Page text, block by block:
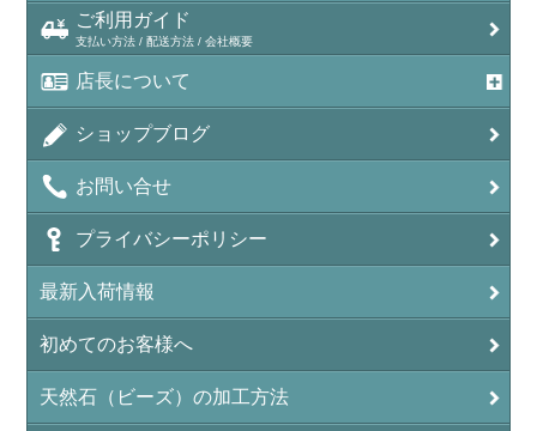
ラベンダーアメジスト
アメトリン（紫黄水晶/Ametrine）
アラゴナイト（霰石/Aragonite）
アンフィボールインクォーツ(Amphibole)
アンフィボールロック/角閃岩（Amphibole ）
イーグルアイ（EagleEye）
インカローズ（ロードクロサイト/Rhodochrosite）
インディアンアゲート(Indian Agate)
ご利用ガイド
支払い方法 / 配送方法 / 会社概要
店長について
ショップブログ
お問い合せ
プライバシーポリシー
最新入荷情報
初めてのお客様へ
天然石（ビーズ）の加工方法